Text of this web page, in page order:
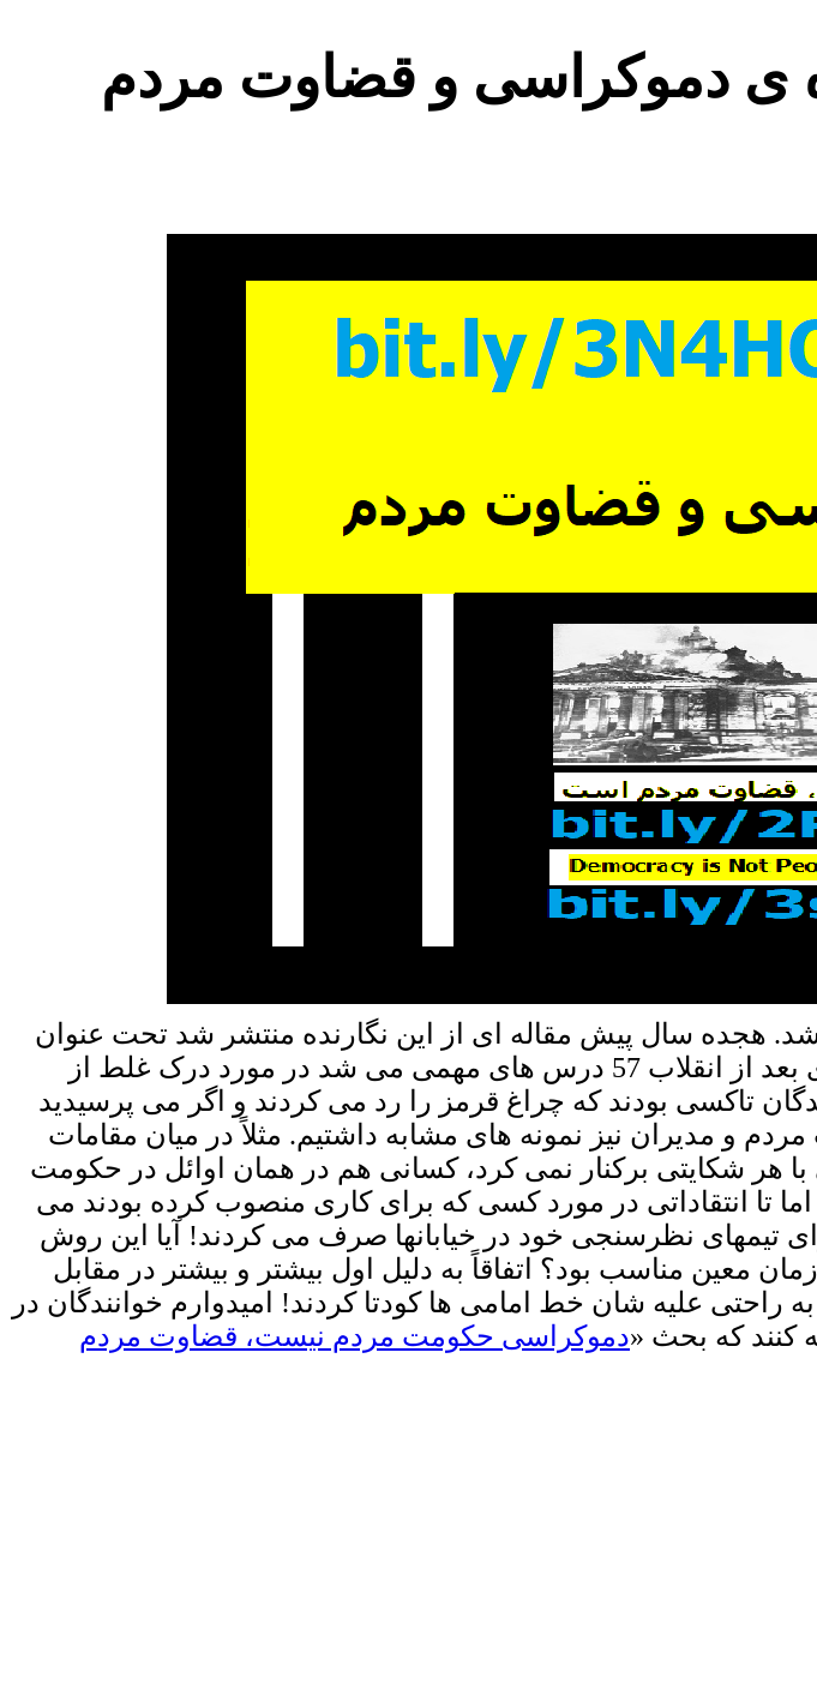
هجده سال پیش مقاله
ای از این نگارنده منتشر شد تحت عنوان
»! در روزهای بعد از انقلاب 57 درس های مهمی می شد در مورد درک غلط از
تاکسی بودند که چراغ قرمز را رد می کردند و اگر می پرسیدید
و مدیران نیز نمونه های مشابه داشتیم. مثلاً در میان مقامات
هر شکایتی برکنار نمی کرد، کسانی هم در همان اوائل در حکومت
تا انتقاداتی در مورد کسی که برای کاری منصوب کرده بودند می
تیمهای نظرسنجی خود در خیابانها صرف می کردند! آیا این روش
معین مناسب بود؟ اتفاقاً به دلیل اول بیشتر و بیشتر در مقابل
علیه شان خط امامی ها کودتا کردند! امیدوارم خوانندگان در
دموکراسی حکومت مردم نیست، قضاوت مردم